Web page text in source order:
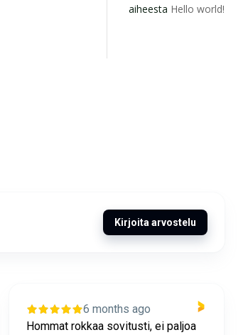
aiheesta Hello world!
Kirjoita arvostelu
6 months ago
Hommat rokkaa sovitusti, ei paljoa